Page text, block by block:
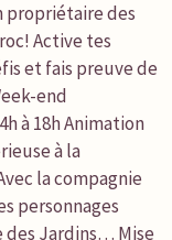
propriétaire des
Active tes
et fais preuve de
end
à 18h Animation
à la
la compagnie
personnages
Jardins… Mise